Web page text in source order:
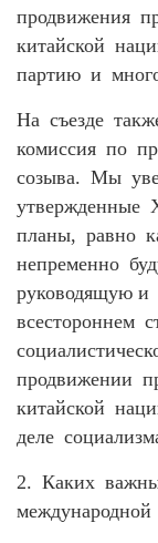
продвижения
китайской
партию и
На съезде
комиссия по
созыва. Мы
утвержденные
планы, равно
непременно
руководящую
всестороннем
продвижении
китайской
деле
2. Каких